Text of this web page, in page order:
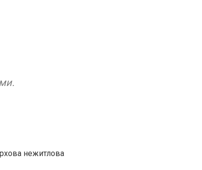
нежитлова